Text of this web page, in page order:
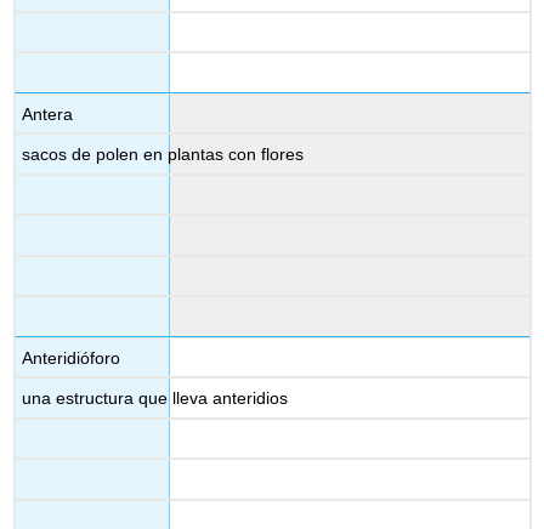
Antera
sacos de polen en plantas con flores
Anteridióforo
una estructura que lleva anteridios